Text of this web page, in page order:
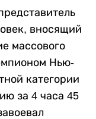
вносящий
массового
Нью-
категории
за 4 часа 45